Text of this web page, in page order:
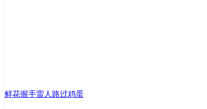
鲜花握手雷人 路过鸡蛋